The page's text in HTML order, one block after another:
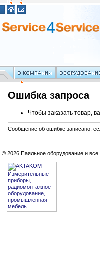
Ошибка запроса
Чтобы заказать товар,
Сообщение об ошибке записано,
© 2026 Паяльное оборудование и все